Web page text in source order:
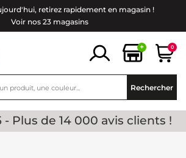
retirez rapidement en magasin !
Voir nos 23 magasins
+ 0
Rechercher
5 - Plus de 14 000 avis clients !